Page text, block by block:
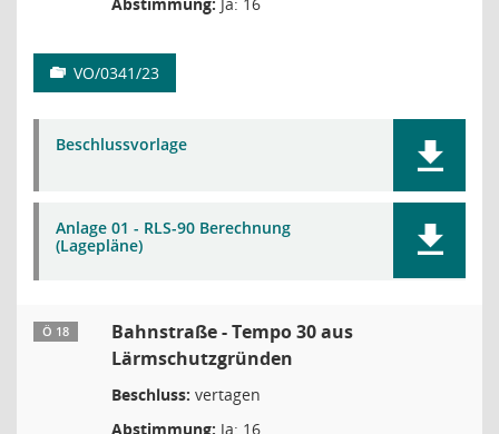
VO/0341/23
Beschlussvorlage
Anlage 01 - RLS-90 Berechnung
(Lagepläne)
Ö 18
Bahnstraße - Tempo 30 aus
Lärmschutzgründen
Beschluss: vertagen
Abstimmung: Ja: 16